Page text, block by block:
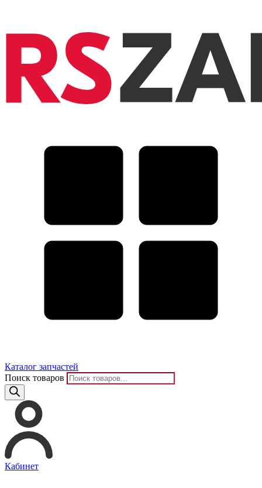
Каталог запчастей
Поиск товаров
Кабинет